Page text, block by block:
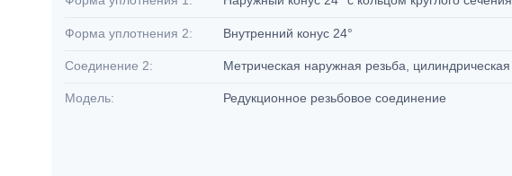
Форма уплотнения 2: Внутренний конус 24°
Соединение 2: Метрическая наружная резьба, цилиндрическая
Модель: Редукционное резьбовое соединение